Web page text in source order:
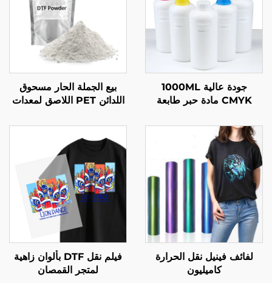
جودة عالية 1000ML
CMYK مادة حبر طابعة
مع رؤوس الطابعات Epson
I3200 I1600 Xp600 1390
4720 Tx800
بيع الجملة الحار مسحوق
اللدائن PET اللاصق لمعدات
الملابس
لفائف فينيل نقل الحرارة
كاميليون
فيلم نقل DTF بألوان زاهية
لمتجر القمصان